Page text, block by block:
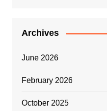
Archives
June 2026
February 2026
October 2025